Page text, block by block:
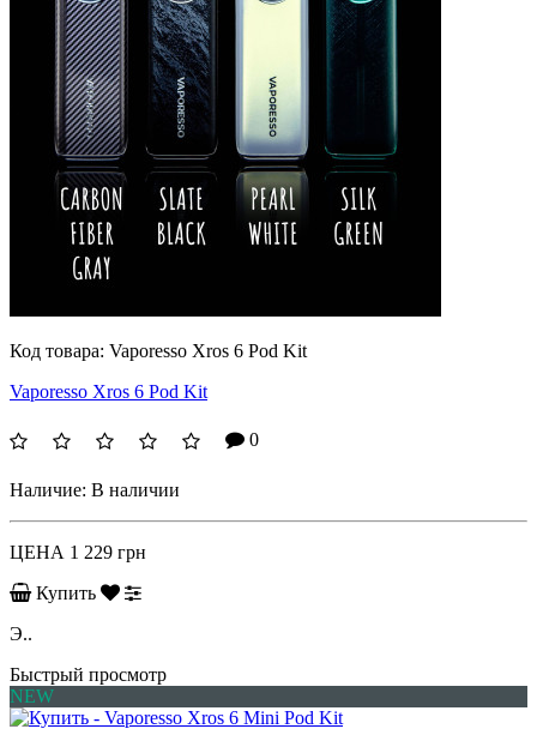
Код товара: Vaporesso Xros 6 Pod Kit
Vaporesso Xros 6 Pod Kit
0
Наличие: В наличии
ЦЕНА 1 229 грн
Купить
Э..
Быстрый просмотр
NEW